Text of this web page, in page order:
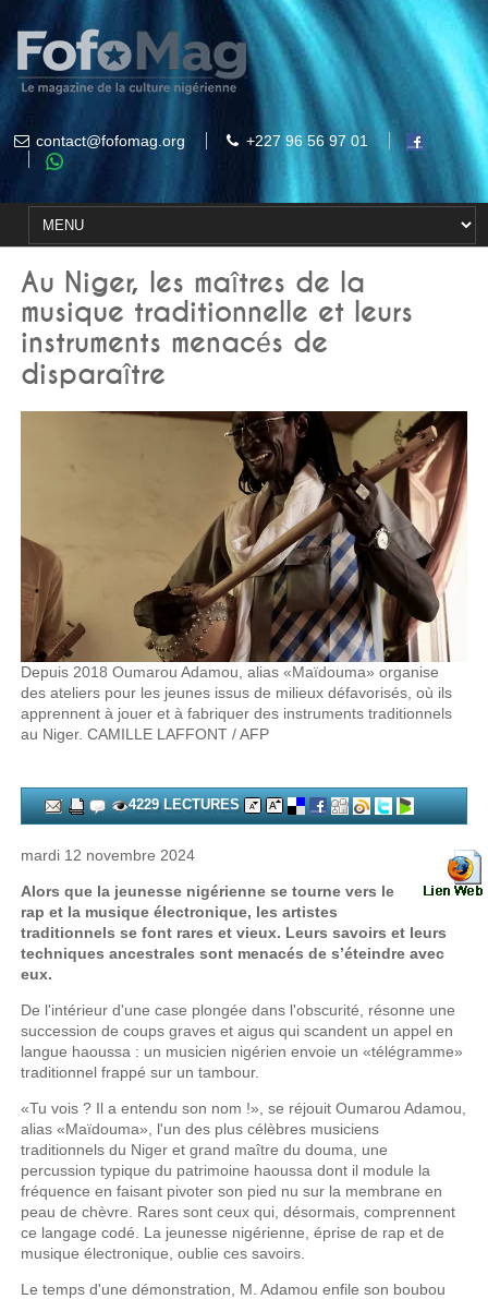
contact@fofomag.org +227 96 56 97 01
Au Niger, les maîtres de la
musique traditionnelle et leurs
instruments menacés de
disparaître
Depuis 2018 Oumarou Adamou, alias «Maïdouma» organise
des ateliers pour les jeunes issus de milieux défavorisés, où ils
apprennent à jouer et à fabriquer des instruments traditionnels
au Niger. CAMILLE LAFFONT / AFP
4229 LECTURES
mardi 12 novembre 2024
Alors que la jeunesse nigérienne se tourne vers le
rap et la musique électronique, les artistes
traditionnels se font rares et vieux. Leurs savoirs et leurs
techniques ancestrales sont menacés de s’éteindre avec
eux.
De l'intérieur d'une case plongée dans l'obscurité, résonne une
succession de coups graves et aigus qui scandent un appel en
langue haoussa : un musicien nigérien envoie un «télégramme»
traditionnel frappé sur un tambour.
«Tu vois ? Il a entendu son nom !», se réjouit Oumarou Adamou,
alias «Maïdouma», l'un des plus célèbres musiciens
traditionnels du Niger et grand maître du douma, une
percussion typique du patrimoine haoussa dont il module la
fréquence en faisant pivoter son pied nu sur la membrane en
peau de chèvre. Rares sont ceux qui, désormais, comprennent
ce langage codé. La jeunesse nigérienne, éprise de rap et de
musique électronique, oublie ces savoirs.
Le temps d'une démonstration, M. Adamou enfile son boubou